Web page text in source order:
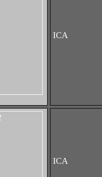
ICA
ICA